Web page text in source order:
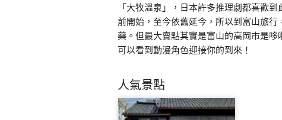
「大牧溫泉」，日本許多推理劇都喜歡
前開始，至今依舊延今，所以到富山旅
藥。但最大賣點其實是富山的高岡市是
可以看到動漫角色迎接你的到來！
人氣景點